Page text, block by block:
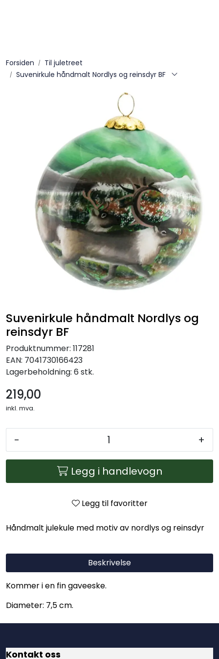
Forsiden
Til juletreet
Suvenirkule håndmalt Nordlys og reinsdyr BF
Suvenirkule håndmalt Nordlys og
reinsdyr BF
Produktnummer: 117281
EAN: 7041730166423
Lagerbeholdning: 6 stk.
219,00
inkl. mva.
- +
Legg i handlevogn
Legg til favoritter
Håndmalt julekule med motiv av nordlys og reinsdyr
Beskrivelse
Kommer i en fin gaveeske.
Diameter: 7,5 cm.
Kontakt oss
Til bordet
Englespill
Julekrybber – Tradisjon og Magi